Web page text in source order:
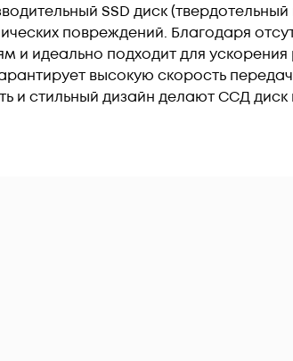
SSD диск (твердотельный
повреждений. Благодаря
и идеально подходит для
высокую скорость
и стильный дизайн делают ССД